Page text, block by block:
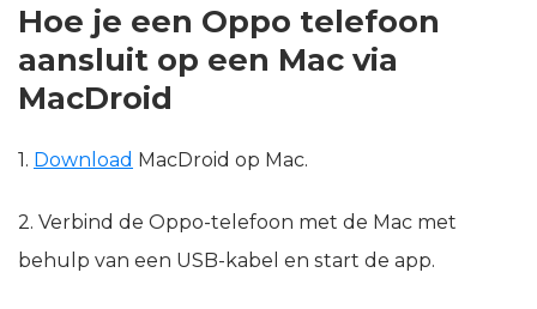
Hoe je een Oppo telefoon
aansluit op een Mac via
MacDroid
1. Download MacDroid op Mac.
2. Verbind de Oppo-telefoon met de Mac met
behulp van een USB-kabel en start de app.